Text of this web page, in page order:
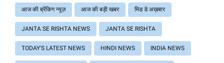
आज की ब्रेंकिग न्यूज़ आज की बड़ी खबर मिड डे अख़बार
JANTA SE RISHTA NEWS JANTA SE RISHTA
TODAY'S LATEST NEWS HINDI NEWS INDIA NEWS